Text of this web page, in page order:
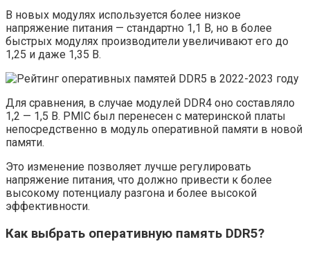
В новых модулях используется более низкое
напряжение питания — стандартно 1,1 В, но в более
быстрых модулях производители увеличивают его до
1,25 и даже 1,35 В.
Для сравнения, в случае модулей DDR4 оно составляло
1,2 — 1,5 В. PMIC был перенесен с материнской платы
непосредственно в модуль оперативной памяти в новой
памяти.
Это изменение позволяет лучше регулировать
напряжение питания, что должно привести к более
высокому потенциалу разгона и более высокой
эффективности.
Как выбрать оперативную память DDR5?